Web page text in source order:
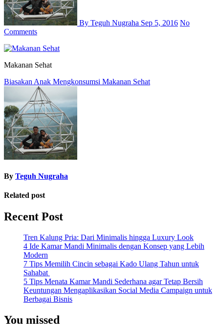
By Teguh Nugraha Sep 5, 2016 No
Comments
Makanan Sehat
Post
navigation
Biasakan Anak Mengkonsumsi Makanan Sehat
By Teguh Nugraha
Related post
Recent Post
Tren Kalung Pria: Dari Minimalis hingga Luxury Look
4 Ide Kamar Mandi Minimalis dengan Konsep yang Lebih
Modern
7 Tips Memilih Cincin sebagai Kado Ulang Tahun untuk
Sahabat
5 Tips Menata Kamar Mandi Sederhana agar Tetap Bersih
Keuntungan Mengaplikasikan Social Media Campaign untuk
Berbagai Bisnis
You missed